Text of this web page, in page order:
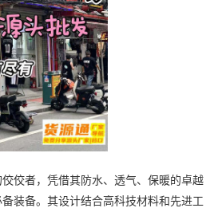
佼者，凭借其防水、透气、保暖的卓越
装备。其设计结合高科技材料和先进工